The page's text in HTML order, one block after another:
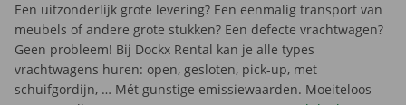
Een uitzonderlijk grote levering? Een eenmalig transport van
meubels of andere grote stukken? Een defecte vrachtwagen?
Geen probleem! Bij Dockx Rental kan je alle types
vrachtwagens huren: open, gesloten, pick-up, met
schuifgordijn, … Mét gunstige emissiewaarden. Moeiteloos